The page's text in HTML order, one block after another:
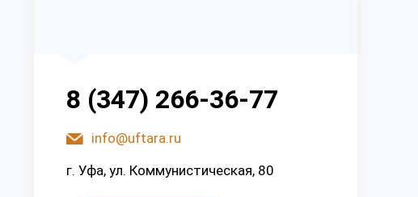
8 (347) 266-36-77
info@uftara.ru
г. Уфа, ул. Коммунистическая, 80